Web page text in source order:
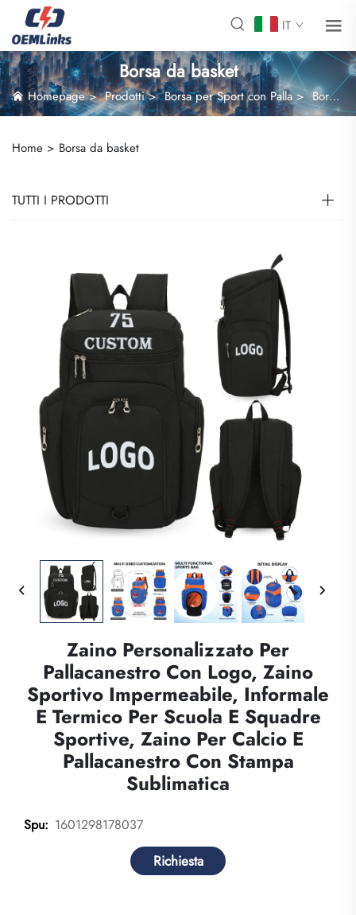
IT
Borsa da basket
Homepage>Prodotti>Borsa per Sport con Palla>Borsa da basket
Home > Borsa da basket
TUTTI I PRODOTTI
Zaino Personalizzato Per
Pallacanestro Con Logo, Zaino
Sportivo Impermeabile, Informale
E Termico Per Scuola E Squadre
Sportive, Zaino Per Calcio E
Pallacanestro Con Stampa
Sublimatica
Spu: 1601298178037
Richiesta